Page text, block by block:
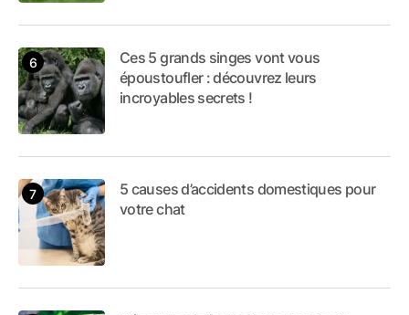
Ces 5 grands singes vont vous
époustoufler : découvrez leurs
incroyables secrets !
5 causes d’accidents domestiques pour
votre chat